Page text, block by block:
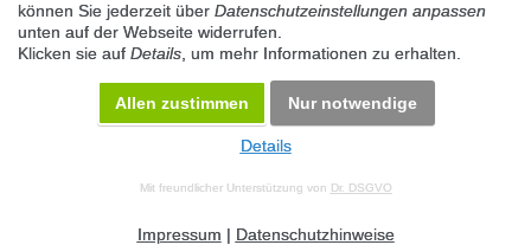
Datenschutz Impressum Kontakt Datenschutz anpassen Desktop Version
können Sie jederzeit über Datenschutzeinstellungen anpassen
unten auf der Webseite widerrufen.
Klicken sie auf Details , um mehr Informationen zu erhalten.
Allen zustimmen Nur notwendige
Details
Mit freundlicher Unterstützung von Dr. DSGVO
Impressum | Datenschutzhinweise